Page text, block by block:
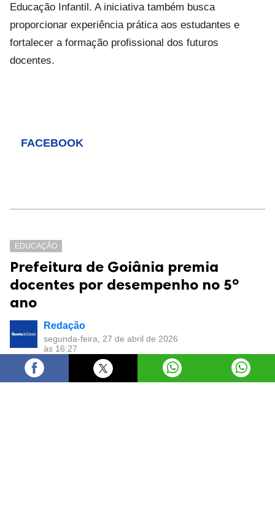
Educação Infantil. A iniciativa também busca
proporcionar experiência prática aos estudantes e
fortalecer a formação profissional dos futuros
docentes.
FACEBOOK
EDUCAÇÃO
Prefeitura de Goiânia premia
docentes por desempenho no 5º
ano
Redação
segunda-feira, 27 de abril de 2026
às 16:27
Prefeitura de Goiânia reconheceu 30 professores
da rede municipal por resultados em Língua